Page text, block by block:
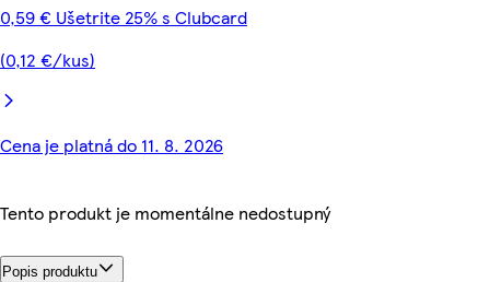
0,59 € Ušetrite 25% s Clubcard
(0,12 €/kus)
Cena je platná do 11. 8. 2026
Tento produkt je momentálne nedostupný
Popis produktu